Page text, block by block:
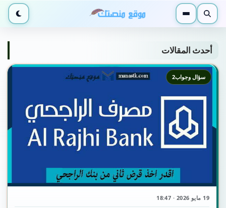
بحث القائمة الوضع
أحدث المقالات
19 مايو 2026 · 18:47
سؤال وجواب2